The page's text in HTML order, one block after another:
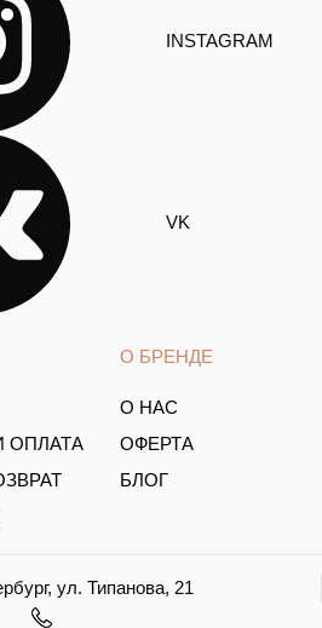
ОПЛАТА
О БРЕНДЕ
О НАС
ОФЕРТА
БЛОГ
INSTAGRAM
VK
ул. Типанова, 21